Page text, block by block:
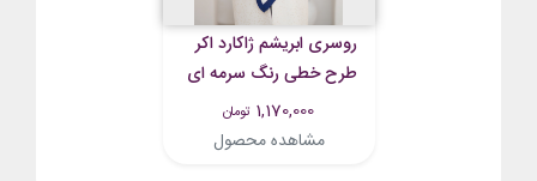
روسری ابریشم ژاکارد اکر
طرح خطی رنگ سرمه ای
1,170,000 تومان
مشاهده محصول